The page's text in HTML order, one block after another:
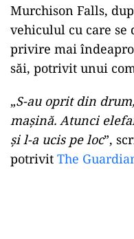
Murchison Falls,
vehiculul cu care se
privire mai
săi, potrivit unui
„S-au oprit din
mașină. Atunci
şi l-a ucis pe loc”,
potrivit The